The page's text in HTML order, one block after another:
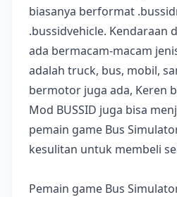
biasanya berformat
.bussidvehicle. Kendaraan
ada bermacam-macam
adalah truck, bus, mobil,
bermotor juga ada, Keren
Mod BUSSID juga bisa
pemain game Bus
kesulitan untuk membeli
Pemain game Bus